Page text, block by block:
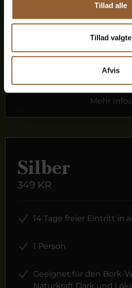
Tillad alle
Tillad valgte
Afvis
Naturkraft Dark und
Mitgliedervorteil bei
Mehr Infos
Silber
349 KR
14 Tage freier Eintritt in
1 Person
Geeignet für den Bork-
Naturkraft Dark und